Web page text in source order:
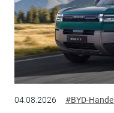
04.08.2026 #BYD-Handel